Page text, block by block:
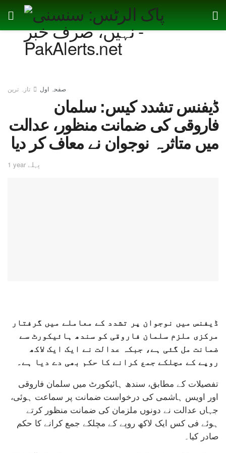
صفحہ اول تازہ ترین
ڈیفنس تشدد کیس: سلمان
فاروقی کی ضمانت منظور، عدالت
میں متاثرہ نوجوان نے معاف کر دیا
1 year پہلے
ڈیفنس میں نوجوان پر تشدد کے معاملے میں گرفتار
مرکزی ملزم سلمان فاروقی کو سندھ ہائیکورٹ سے
ضمانت مل گئی ہے، جبکہ عدالت نے ایک ایک لاکھ
روپے کے مچلکے جمع کرانے کا حکم بھی دے دیا ہے۔
تفصیلات کے مطابق، سندھ ہائیکورٹ میں سلمان فاروقی
اور اویس ہاشمی کی درخواست ضمانت پر سماعت ہوئی،
جہاں عدالت نے دونوں ملزمان کی ضمانت منظور کرتے
ہوئے فی کس ایک لاکھ روپے کے مچلکے جمع کرانے کا حکم
صادر کیا۔